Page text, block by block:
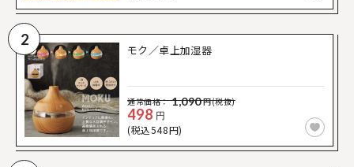
2
モク／卓上加湿器
通常価格： 1,090円(税抜)
498 円
(税込548円)